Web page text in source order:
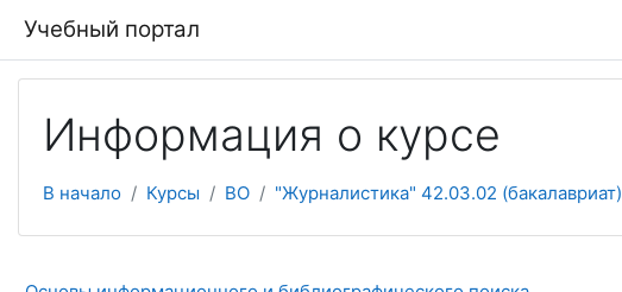
Учебный портал
Информация о курсе
В начало Курсы ВО "Журналистика" 42.03.02 (бакалавриат)